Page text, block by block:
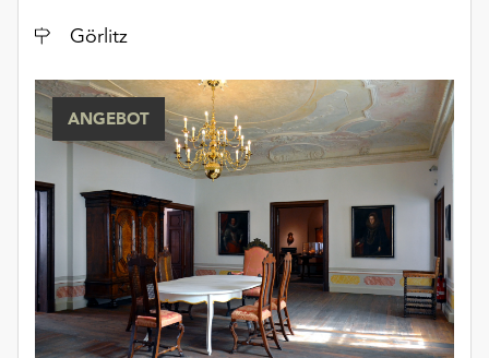
die
Einstellungen
über
die
Schaltfläche
„Auswählen“.
Weitere
Informationen
finden
Sie
unserer
Datenschutzerklärung
Ort
Görlitz
ANGEBOT